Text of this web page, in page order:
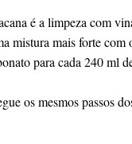
é a limpeza com
mistura mais forte
para cada 240 ml
os mesmos passos